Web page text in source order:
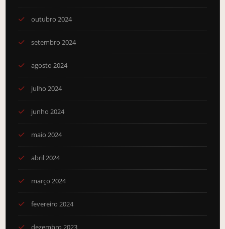
outubro 2024
setembro 2024
agosto 2024
julho 2024
junho 2024
maio 2024
abril 2024
março 2024
fevereiro 2024
dezembro 2023